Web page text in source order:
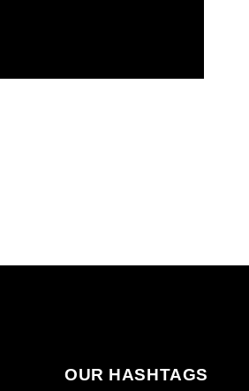
OUR HASHTAGS